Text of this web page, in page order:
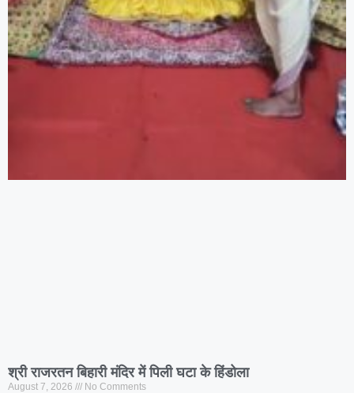
श्री राजरतन बिहारी मंदिर में पिली घटा के हिंडोला
August 7, 2026 No Comments